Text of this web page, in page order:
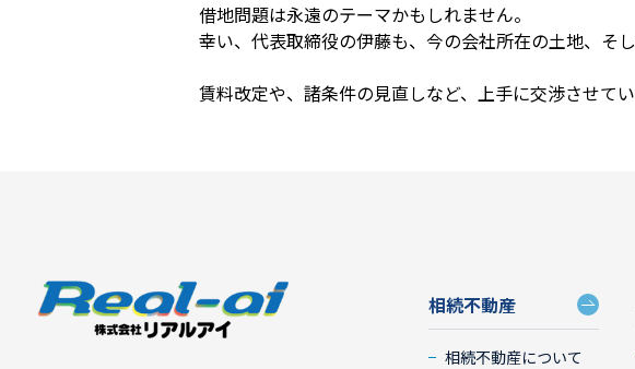
借地問題は永遠のテーマかもしれません。
幸い、代表取締役の伊藤も、今の会社所在の土地、そ
賃料改定や、諸条件の見直しなど、上手に交渉させて
相続不動産
相続不動産について